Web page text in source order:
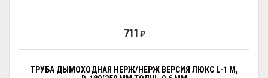
711 ₽
ТРУБА ДЫМОХОДНАЯ НЕРЖ/НЕРЖ ВЕРСИЯ ЛЮКС L-1 М,